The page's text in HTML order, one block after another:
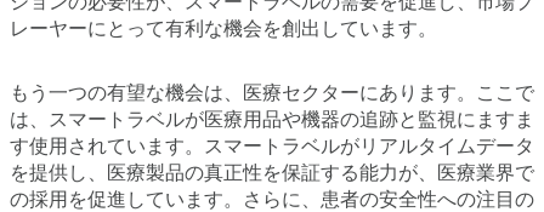
レーヤーにとって有利な機会を創出しています。
もう一つの有望な機会は、医療セクターにあります。ここで
は、スマートラベルが医療用品や機器の追跡と監視にますま
す使用されています。スマートラベルがリアルタイムデータ
を提供し、医療製品の真正性を保証する能力が、医療業界で
の採用を促進しています。さらに、患者の安全性への注目の